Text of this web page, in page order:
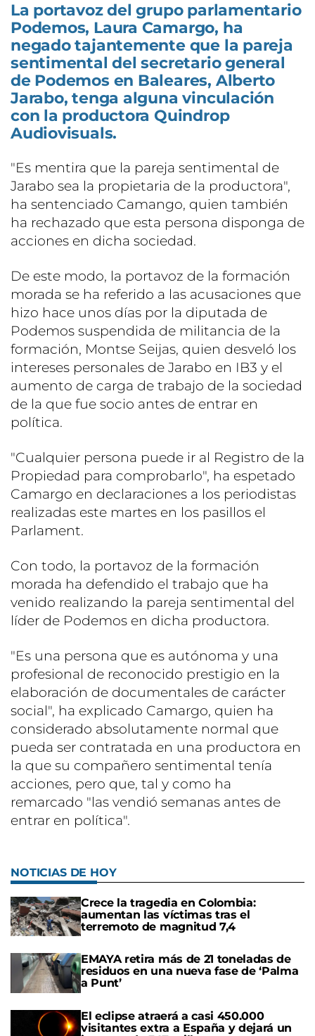
La portavoz del grupo parlamentario
Podemos, Laura Camargo, ha
negado tajantemente que la pareja
sentimental del secretario general
de Podemos en Baleares, Alberto
Jarabo, tenga alguna vinculación
con la productora Quindrop
Audiovisuals.
"Es mentira que la pareja sentimental de
Jarabo sea la propietaria de la productora",
ha sentenciado Camango, quien también
ha rechazado que esta persona disponga de
acciones en dicha sociedad.
De este modo, la portavoz de la formación
morada se ha referido a las acusaciones que
hizo hace unos días por la diputada de
Podemos suspendida de militancia de la
formación, Montse Seijas, quien desveló los
intereses personales de Jarabo en IB3 y el
aumento de carga de trabajo de la sociedad
de la que fue socio antes de entrar en
política.
"Cualquier persona puede ir al Registro de la
Propiedad para comprobarlo", ha espetado
Camargo en declaraciones a los periodistas
realizadas este martes en los pasillos el
Parlament.
Con todo, la portavoz de la formación
morada ha defendido el trabajo que ha
venido realizando la pareja sentimental del
líder de Podemos en dicha productora.
"Es una persona que es autónoma y una
profesional de reconocido prestigio en la
elaboración de documentales de carácter
social", ha explicado Camargo, quien ha
considerado absolutamente normal que
pueda ser contratada en una productora en
la que su compañero sentimental tenía
acciones, pero que, tal y como ha
remarcado "las vendió semanas antes de
entrar en política".
NOTICIAS DE HOY
Crece la tragedia en Colombia:
aumentan las víctimas tras el
terremoto de magnitud 7,4
EMAYA retira más de 21 toneladas de
residuos en una nueva fase de ‘Palma
a Punt’
El eclipse atraerá a casi 450.000
visitantes extra a España y dejará un